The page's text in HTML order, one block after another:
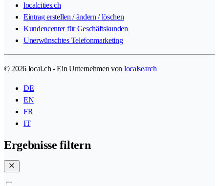
localcities.ch
Eintrag erstellen / ändern / löschen
Kundencenter für Geschäftskunden
Unerwünschtes Telefonmarketing
© 2026 local.ch - Ein Unternehmen von localsearch
DE
EN
FR
IT
Ergebnisse filtern